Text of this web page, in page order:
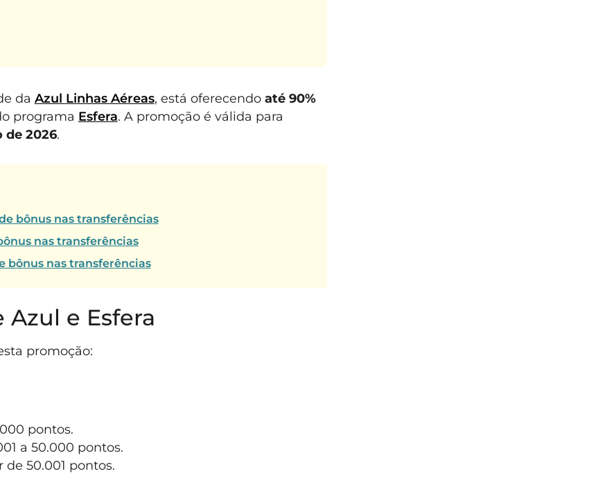
da Azul Linhas Aéreas, está oferecendo até 90%
programa Esfera. A promoção é válida para
de 2026.
bônus nas transferências
nas transferências
bônus nas transferências
e Esfera
promoção:
pontos.
a 50.000 pontos.
50.001 pontos.